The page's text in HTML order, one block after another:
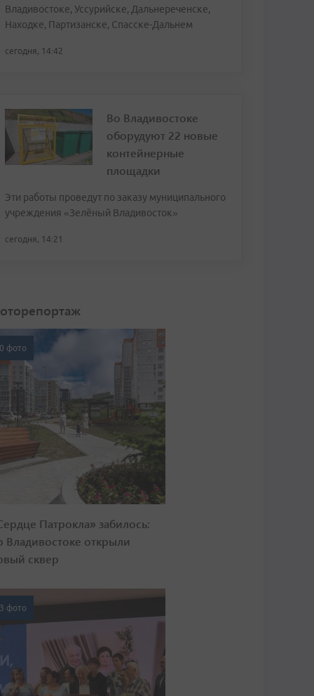
Владивостоке, Уссурийске, Дальнереченске,
Находке, Партизанске, Спасске-Дальнем
сегодня, 14:42
Во Владивостоке
оборудуют 22 новые
контейнерные
площадки
Эти работы проведут по заказу муниципального
учреждения «Зелёный Владивосток»
сегодня, 14:21
фото
Патрокла» забилось:
Владивостоке открыли
сквер
фото